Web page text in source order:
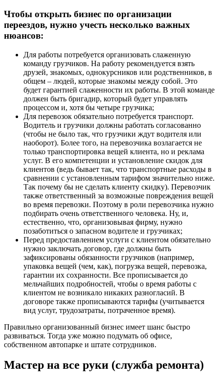
Чтобы открыть бизнес по организации
переездов, нужно учесть несколько важных
нюансов:
Для работы потребуется организовать слаженную
команду грузчиков. На работу рекомендуется взять
друзей, знакомых, однокурсников или родственников, в
общем – людей, которые знакомы между собой. Это
будет гарантией слаженности их работы. В этой команде
должен быть бригадир, который будет управлять
процессом и, хотя бы четыре грузчика;
Для перевозок обязательно потребуется транспорт.
Водитель и грузчики должны работать согласованно
(чтобы не было так, что грузчики ждут водителя или
наоборот). Более того, на перевозчика возлагается не
только транспортировка вещей клиента, но и реклама
услуг. В его компетенции и установление скидок для
клиентов (ведь бывает так, что транспортные расходы в
сравнении с установленным тарифом значительно ниже.
Так почему бы не сделать клиенту скидку). Перевозчик
также ответственный за возможные повреждения вещей
во время перевозки. Поэтому в роли перевозчика нужно
подбирать очень ответственного человека. Ну, и,
естественно, что, организовывая фирму, нужно
позаботиться о запасном водителе и грузчиках;
Перед предоставлением услуги с клиентом обязательно
нужно заключать договор, где должны быть
зафиксированы обязанности грузчиков (например,
упаковка вещей (чем, как), погрузка вещей, перевозка,
гарантии их сохранности. Все прописывается до
мельчайших подробностей, чтобы о время работы с
клиентом не возникало никаких разногласий. В
договоре также прописываются тарифы (учитывается
вид услуг, трудозатраты, потраченное время).
Правильно организованный бизнес имеет шанс быстро
развиваться. Тогда уже можно подумать об офисе,
собственном автопарке и штате сотрудников.
Мастер на все руки (служба ремонта)